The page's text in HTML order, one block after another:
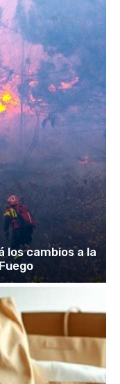
los cambios a la